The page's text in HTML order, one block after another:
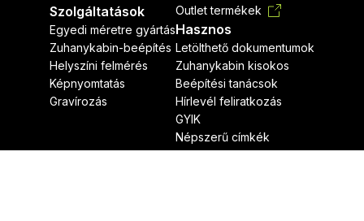
Szolgáltatások
Egyedi méretre gyártás
Zuhanykabin-beépítés
Helyszíni felmérés
Képnyomtatás
Gravírozás
Outlet termékek
Hasznos
Letölthető dokumentumok
Zuhanykabin kisokos
Beépítési tanácsok
Hírlevél feliratkozás
GYIK
Népszerű címkék